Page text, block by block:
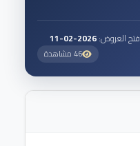
فتح العروض:2026-02-11
46 مشاهدة